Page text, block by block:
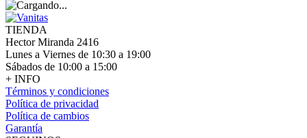
TIENDA
Hector Miranda 2416
Lunes a Viernes de 10:30 a 19:00
Sábados de 10:00 a 15:00
+ INFO
Términos y condiciones
Política de privacidad
Política de cambios
Garantía